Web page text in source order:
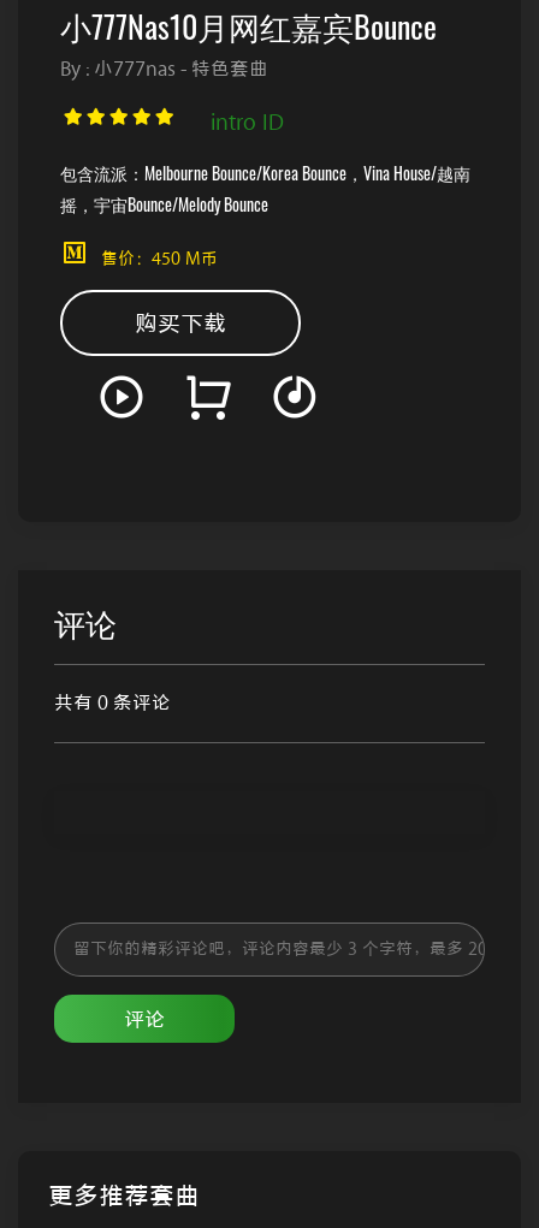
小777Nas10月网红嘉宾bounce
By : 小777nas - 特色套曲
intro ID
包含流派：Melbourne Bounce/Korea Bounce，Vina House/越南
摇，宇宙Bounce/melody Bounce
售价：450 M币
购买下载
评论
共有 0 条评论
评论
更多推荐套曲